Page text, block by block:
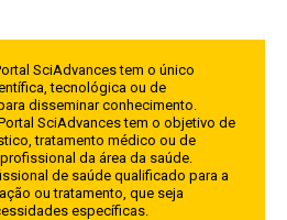
SciAdvances tem o único
tecnológica ou de
disseminar conhecimento.
SciAdvances tem o objetivo de
tratamento médico ou de
da área da saúde.
de saúde qualificado para a
ou tratamento, que seja
específicas.